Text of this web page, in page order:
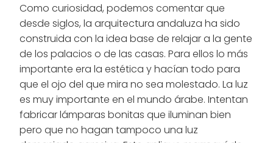
Como curiosidad, podemos comentar que
desde siglos, la arquitectura andaluza ha sido
construida con la idea base de relajar a la gente
de los palacios o de las casas. Para ellos lo más
importante era la estética y hacían todo para
que el ojo del que mira no sea molestado. La luz
es muy importante en el mundo árabe. Intentan
fabricar lámparas bonitas que iluminan bien
pero que no hagan tampoco una luz